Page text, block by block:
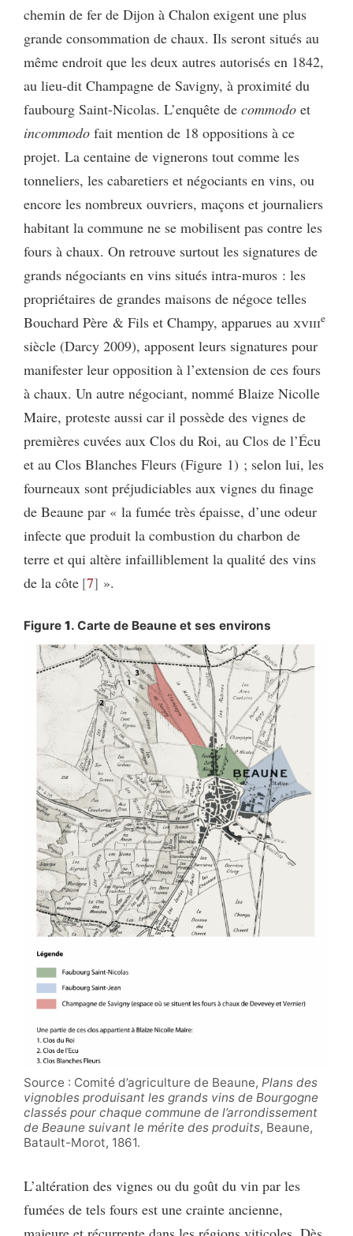
chemin de fer de Dijon à Chalon exigent une plus
grande consommation de chaux. Ils seront situés au
même endroit que les deux autres autorisés en 1842,
au lieu-dit Champagne de Savigny, à proximité du
faubourg Saint-Nicolas. L’enquête de commodo et
incommodo fait mention de 18 oppositions à ce
projet. La centaine de vignerons tout comme les
tonneliers, les cabaretiers et négociants en vins, ou
encore les nombreux ouvriers, maçons et journaliers
habitant la commune ne se mobilisent pas contre les
fours à chaux. On retrouve surtout les signatures de
grands négociants en vins situés intra-muros : les
propriétaires de grandes maisons de négoce telles
Bouchard Père & Fils et Champy, apparues au xviiie
siècle (Darcy 2009), apposent leurs signatures pour
manifester leur opposition à l’extension de ces fours
à chaux. Un autre négociant, nommé Blaize Nicolle
Maire, proteste aussi car il possède des vignes de
premières cuvées aux Clos du Roi, au Clos de l’Écu
et au Clos Blanches Fleurs (Figure 1) ; selon lui, les
fourneaux sont préjudiciables aux vignes du finage
de Beaune par « la fumée très épaisse, d’une odeur
infecte que produit la combustion du charbon de
terre et qui altère infailliblement la qualité des vins
de la côte 7 ».
Figure 1. Carte de Beaune et ses environs
Source : Comité d’agriculture de Beaune, Plans des
vignobles produisant les grands vins de Bourgogne
classés pour chaque commune de l’arrondissement
de Beaune suivant le mérite des produits, Beaune,
Batault-Morot, 1861.
L’altération des vignes ou du goût du vin par les
fumées de tels fours est une crainte ancienne,